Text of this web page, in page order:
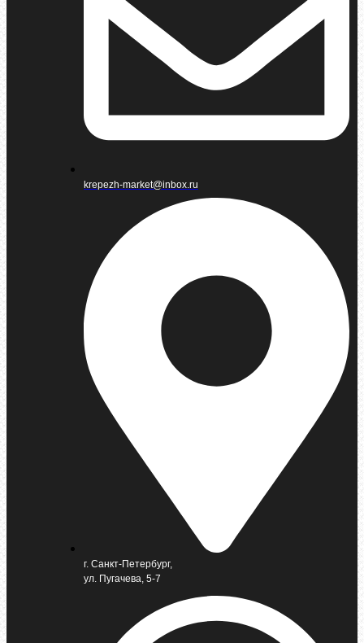
krepezh-market@inbox.ru
г. Санкт-Петербург,
ул. Пугачева, 5-7